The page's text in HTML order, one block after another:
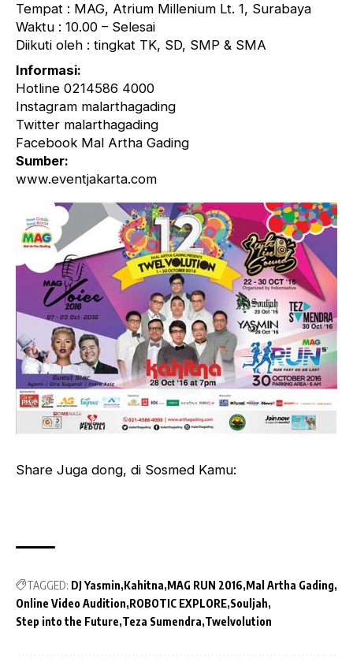
Tempat : MAG, Atrium Millenium Lt. 1, Surabaya
Waktu : 10.00 – Selesai
Diikuti oleh : tingkat TK, SD, SMP & SMA
Informasi:
Hotline 0214586 4000
Instagram malarthagading
Twitter malarthagading
Facebook Mal Artha Gading
Sumber:
www.eventjakarta.com
Share Juga dong, di Sosmed Kamu:
TAGGED: DJ Yasmin Kahitna MAG RUN 2016 Mal Artha Gading
Online Video Audition ROBOTIC EXPLORE Souljah
Step into the Future Teza Sumendra Twelvolution